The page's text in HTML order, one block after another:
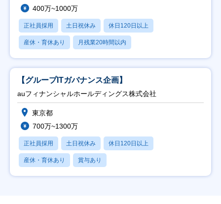
400万~1000万
正社員採用 土日祝休み 休日120日以上
産休・育休あり 月残業20時間以内
【グループITガバナンス企画】
auフィナンシャルホールディングス株式会社
東京都
700万~1300万
正社員採用 土日祝休み 休日120日以上
産休・育休あり 賞与あり